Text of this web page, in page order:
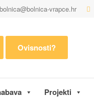
bolnica@bolnica-vrapce.hr
Ovisnosti?
Projekti